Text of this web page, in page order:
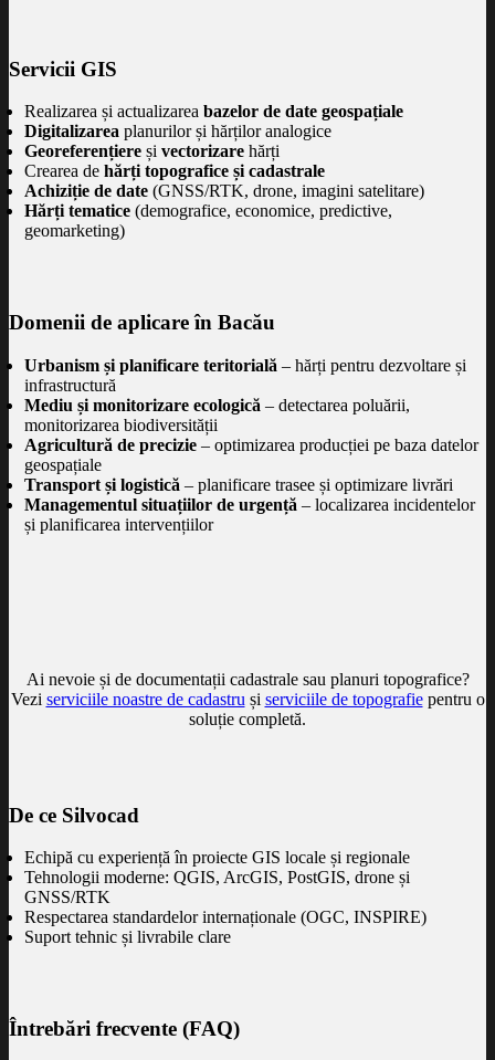
Servicii GIS
Realizarea și actualizarea bazelor de date geospațiale
Digitalizarea planurilor și hărților analogice
Georeferențiere și vectorizare hărți
Crearea de hărți topografice și cadastrale
Achiziție de date (GNSS/RTK, drone, imagini satelitare)
Hărți tematice (demografice, economice, predictive,
geomarketing)
Domenii de aplicare în Bacău
Urbanism și planificare teritorială – hărți pentru dezvoltare și
infrastructură
Mediu și monitorizare ecologică – detectarea poluării,
monitorizarea biodiversității
Agricultură de precizie – optimizarea producției pe baza datelor
geospațiale
Transport și logistică – planificare trasee și optimizare livrări
Managementul situațiilor de urgență – localizarea incidentelor
și planificarea intervențiilor
Ai nevoie și de documentații cadastrale sau planuri topografice?
Vezi serviciile noastre de cadastru și serviciile de topografiepentru o
soluție completă.
De ce Silvocad
Echipă cu experiență în proiecte GIS locale și regionale
Tehnologii moderne: QGIS, ArcGIS, PostGIS, drone și
GNSS/RTK
Respectarea standardelor internaționale (OGC, INSPIRE)
Suport tehnic și livrabile clare
Întrebări frecvente (FAQ)